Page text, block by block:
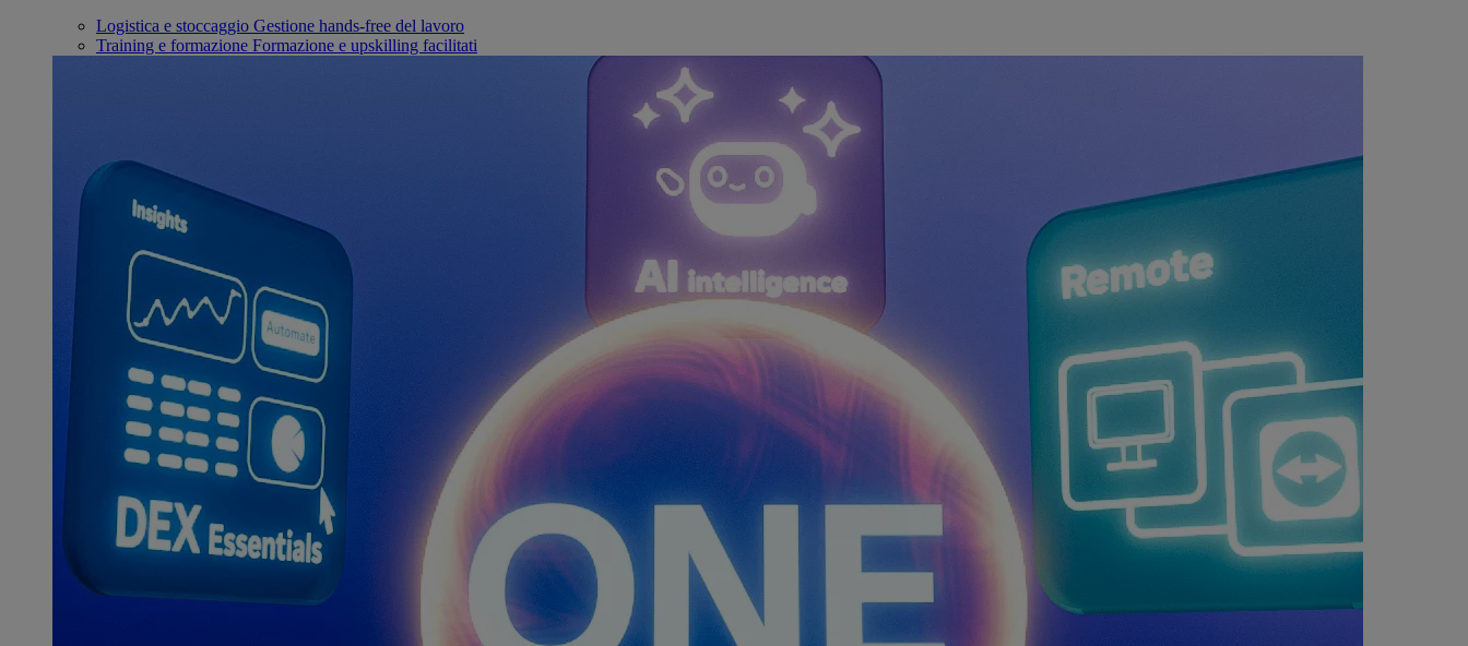
Logistica e stoccaggio Gestione hands-free del lavoro
Training e formazione Formazione e upskilling facilitati